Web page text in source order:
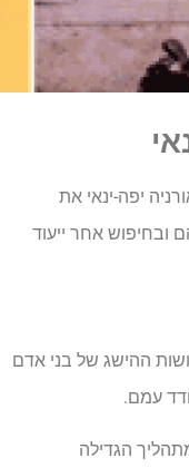
יפה-ינאי את
ובחיפוש אחר ייעוד
ההישג של בני אדם
עמם.
הגדילה